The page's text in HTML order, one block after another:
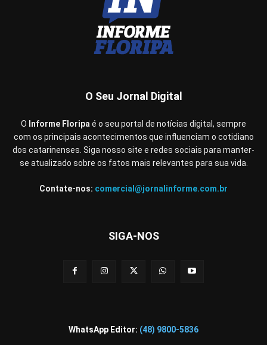
O Seu Jornal Digital
O Informe Floripaé o seu portal de notícias digital, sempre
com os principais acontecimentos que influenciam o cotidiano
dos catarinenses. Siga nosso site e redes sociais para manter-
se atualizado sobre os fatos mais relevantes para sua vida.
Contate-nos: comercial@jornalinforme.com.br
SIGA-NOS
WhatsApp Editor: (48) 9800-5836